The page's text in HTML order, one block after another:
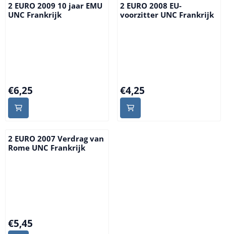
2 EURO 2009 10 jaar EMU
UNC Frankrijk
Prijs: 6,25
€6,25
2 EURO 2008 EU-
voorzitter UNC Frankrijk
Prijs: 4,25
€4,25
2 EURO 2007 Verdrag van
Rome UNC Frankrijk
Prijs: 5,45
€5,45